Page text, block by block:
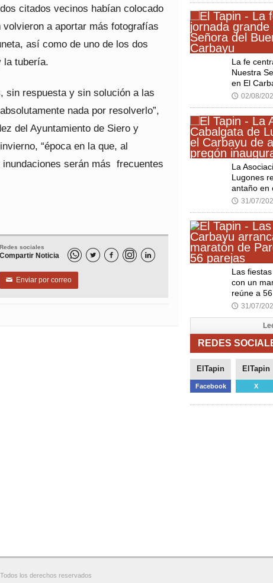
citados vecinos habían colocado
a aportar más fotografías
así como de uno de los dos
la tubería.
sin respuesta y sin solución a las
nada por resolverlo”,
del Ayuntamiento de Siero y
“época en la que, al
serán más frecuentes
Redes sociales
Compartir Noticia   
✉ Enviar por correo
La fe
Nuestra
en El
🕔 02/08/
La
Lugones
antaño en
🕔 31/07/
Las
con un
reúne a
🕔 31/07/
REDES
ElTapin
Facebook
ElTapin
X
Todos los derechos reservados